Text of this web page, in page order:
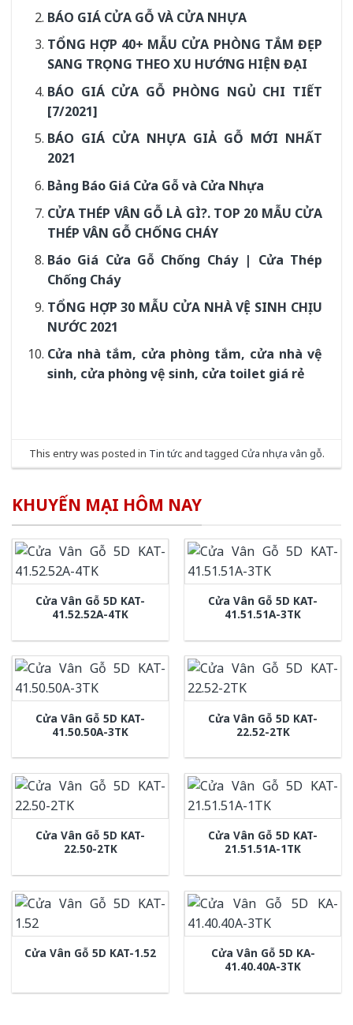
BÁO GIÁ CỬA GỖ VÀ CỬA NHỰA
TỔNG HỢP 40+ MẪU CỬA PHÒNG TẮM ĐẸP
SANG TRỌNG THEO XU HƯỚNG HIỆN ĐẠI
BÁO GIÁ CỬA GỖ PHÒNG NGỦ CHI TIẾT
[7/2021]
BÁO GIÁ CỬA NHỰA GIẢ GỖ MỚI NHẤT
2021
Bảng Báo Giá Cửa Gỗ và Cửa Nhựa
CỬA THÉP VÂN GỖ LÀ GÌ?. TOP 20 MẪU CỬA
THÉP VÂN GỖ CHỐNG CHÁY
Báo Giá Cửa Gỗ Chống Cháy | Cửa Thép
Chống Cháy
TỔNG HỢP 30 MẪU CỬA NHÀ VỆ SINH CHỊU
NƯỚC 2021
Cửa nhà tắm, cửa phòng tắm, cửa nhà vệ
sinh, cửa phòng vệ sinh, cửa toilet giá rẻ
This entry was posted in Tin tứcand tagged Cửa nhựa vân gỗ.
KHUYẾN MẠI HÔM NAY
Cửa Vân Gỗ 5D KAT-
41.52.52A-4TK
Cửa Vân Gỗ 5D KAT-
41.51.51A-3TK
Cửa Vân Gỗ 5D KAT-
41.50.50A-3TK
Cửa Vân Gỗ 5D KAT-
22.52-2TK
Cửa Vân Gỗ 5D KAT-
22.50-2TK
Cửa Vân Gỗ 5D KAT-
21.51.51A-1TK
Cửa Vân Gỗ 5D KAT-1.52
Cửa Vân Gỗ 5D KA-
41.40.40A-3TK